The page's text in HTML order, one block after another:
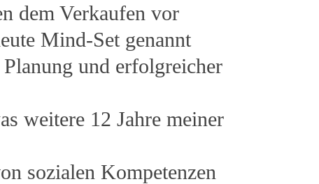
dem Verkaufen vor
Mind-Set genannt
und erfolgreicher
weitere 12 Jahre meiner
sozialen Kompetenzen